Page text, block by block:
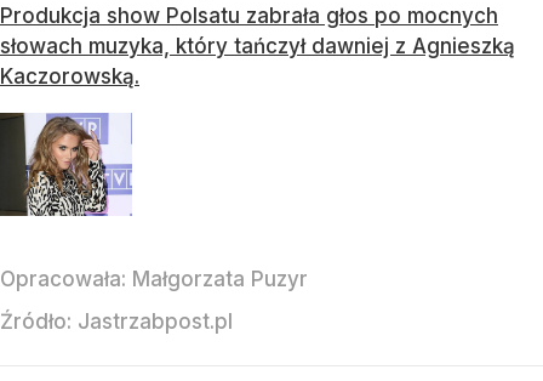
Produkcja show Polsatu zabrała głos po mocnych
słowach muzyka, który tańczył dawniej z Agnieszką
Kaczorowską.
Opracowała: Małgorzata Puzyr
Źródło: Jastrzabpost.pl